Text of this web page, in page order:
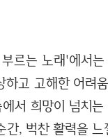
르는 노래'에서
고 고해한 어려
서 희망이 넘치
간, 벅찬 활력을